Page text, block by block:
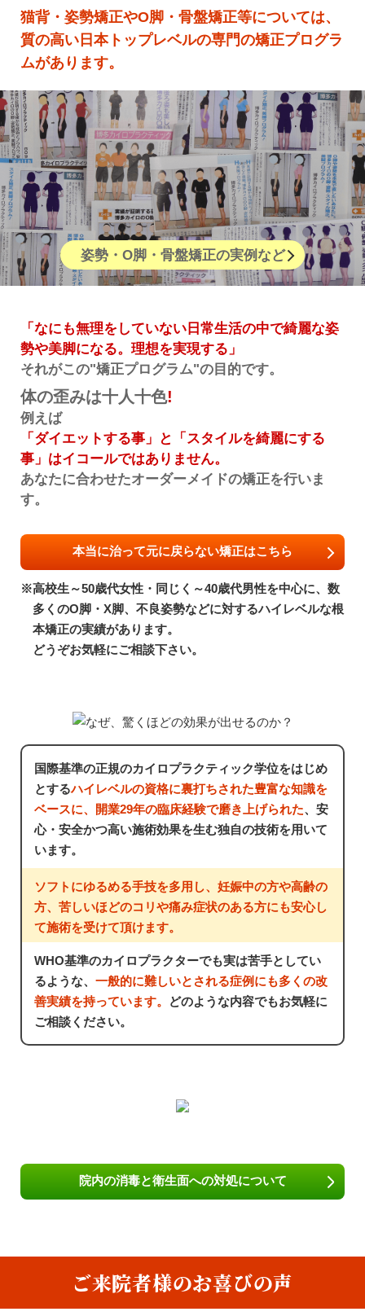
猫背・姿勢矯正やO脚・骨盤矯正等については、
質の高い日本トップレベルの専門の矯正プログラ
ムがあります。
姿勢・O脚・骨盤矯正の実例など
「なにも無理をしていない日常生活の中で綺麗な姿
勢や美脚になる。理想を実現する」
それがこの"矯正プログラム"の目的です。
体の歪みは十人十色!
例えば
「ダイエットする事」と「スタイルを綺麗にする
事」はイコールではありません。
あなたに合わせたオーダーメイドの矯正を行いま
す。
本当に治って元に戻らない矯正はこちら
※高校生～50歳代女性・同じく～40歳代男性を中心に、数
多くのO脚・X脚、不良姿勢などに対するハイレベルな根
本矯正の実績があります。
どうぞお気軽にご相談下さい。
国際基準の正規のカイロプラクティック学位をはじめ
とするハイレベルの資格に裏打ちされた豊富な知識を
ベースに、開業29年の臨床経験で磨き上げられた、安
心・安全かつ高い施術効果を生む独自の技術を用いて
います。
ソフトにゆるめる手技を多用し、妊娠中の方や高齢の
方、苦しいほどのコリや痛み症状のある方にも安心し
て施術を受けて頂けます。
WHO基準のカイロプラクターでも実は苦手としてい
るような、 一般的に難しいとされる症例にも多くの改
善実績を持っています。
どのような内容でもお気軽に
ご相談ください。
院内の消毒と衛生面への対処について
ご来院者様のお喜びの声